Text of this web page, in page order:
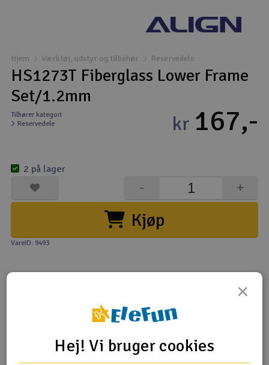
Droner til FPV
Fly
Helikopter
Modelbygg og byggesæt
Modeljernbane
Motor & tilbehør
Scooter & elkøretøj
Hjem Værktøj, udstyr og tilbehør Reservedele
HS1273T Fiberglass Lower Frame
Set/1.2mm
Tilhører kategori
Reservedele
kr 167,-
Kjøp
+
-
2 på lager
VareID: 9493
Tip din ven Anmeldelser
×
Hej! Vi bruger cookies